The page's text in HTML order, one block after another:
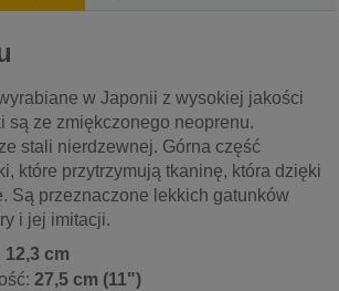
w Japonii z wysokiej jakości
są ze zmiękczonego neoprenu.
stali nierdzewnej. Górna część
które przytrzymują tkaninę, która dzięki
Są przeznaczone lekkich gatunków
i jej imitacji.
12,3 cm
27,5 cm (11")